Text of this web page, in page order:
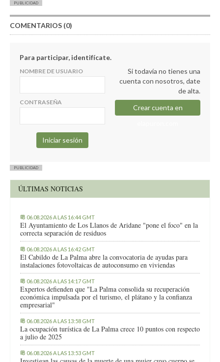
PUBLICIDAD
COMENTARIOS (0)
Para participar, identifícate.
NOMBRE DE USUARIO
CONTRASEÑA
Si todavía no tienes una
cuenta con nosotros, date
de alta.
Crear cuenta en
PUBLICIDAD
ÚLTIMAS NOTICIAS
06.08.2026 A LAS 16:44 GMT
El Ayuntamiento de Los Llanos de Aridane "pone el foco" en la
correcta separación de residuos
06.08.2026 A LAS 16:42 GMT
El Cabildo de La Palma abre la convocatoria de ayudas para
instalaciones fotovoltaicas de autoconsumo en viviendas
06.08.2026 A LAS 14:17 GMT
Expertos defienden que "La Palma consolida su recuperación
económica impulsada por el turismo, el plátano y la confianza
empresarial"
06.08.2026 A LAS 13:58 GMT
La ocupación turística de La Palma crece 10 puntos con respecto
a julio de 2025
06.08.2026 A LAS 13:53 GMT